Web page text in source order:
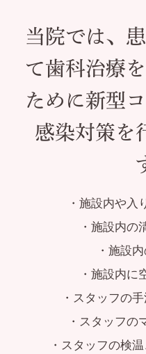
当院では、
て歯科治療
ために新型
感染対策を
・施設内や入
・施設内の
・施設
・施設内に
・スタッフの
・スタッフの
・スタッフの検